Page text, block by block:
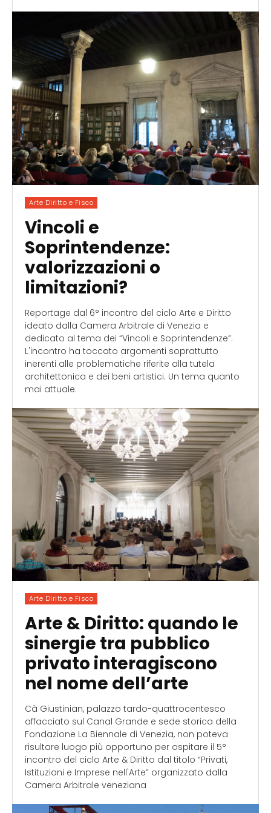
Arte Diritto e Fisco
Vincoli e
Soprintendenze:
valorizzazioni o
limitazioni?
Reportage dal 6° incontro del ciclo Arte e Diritto
ideato dalla Camera Arbitrale di Venezia e
dedicato al tema dei “Vincoli e Soprintendenze”.
L'incontro ha toccato argomenti soprattutto
inerenti alle problematiche riferite alla tutela
architettonica e dei beni artistici. Un tema quanto
mai attuale.
Arte Diritto e Fisco
Arte & Diritto: quando le
sinergie tra pubblico
privato interagiscono
nel nome dell’arte
Cà Giustinian, palazzo tardo-quattrocentesco
affacciato sul Canal Grande e sede storica della
Fondazione La Biennale di Venezia, non poteva
risultare luogo più opportuno per ospitare il 5°
incontro del ciclo Arte & Diritto dal titolo “Privati,
Istituzioni e Imprese nell'Arte” organizzato dalla
Camera Arbitrale veneziana